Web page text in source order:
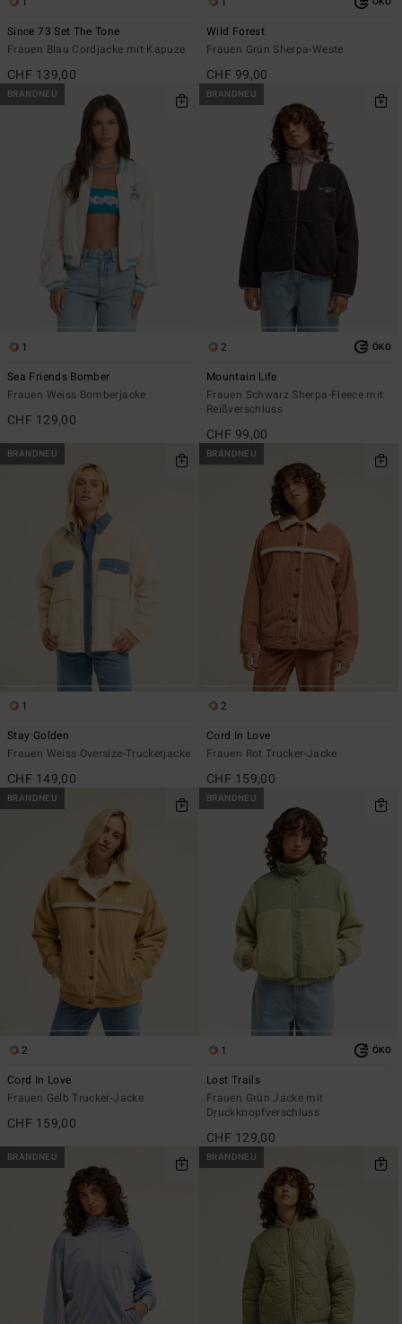
Since 73 Set The Tone
Frauen Blau Cordjacke mit Kapuze
CHF 139,00
Wild Forest
Frauen Grün Sherpa-Weste
CHF 99,00
BRANDNEU
1
Sea Friends Bomber
Frauen Weiss Bomberjacke
CHF 129,00
BRANDNEU
2 ÖKO
Mountain Life
Frauen Schwarz Sherpa-Fleece mit
Reißverschluss
CHF 99,00
BRANDNEU
1
Stay Golden
Frauen Weiss Oversize-Truckerjacke
CHF 149,00
BRANDNEU
2
Cord In Love
Frauen Rot Trucker-Jacke
CHF 159,00
BRANDNEU
2
Cord In Love
Frauen Gelb Trucker-Jacke
CHF 159,00
BRANDNEU
1 ÖKO
Lost Trails
Frauen Grün Jacke mit
Druckknopfverschluss
CHF 129,00
BRANDNEU BRANDNEU